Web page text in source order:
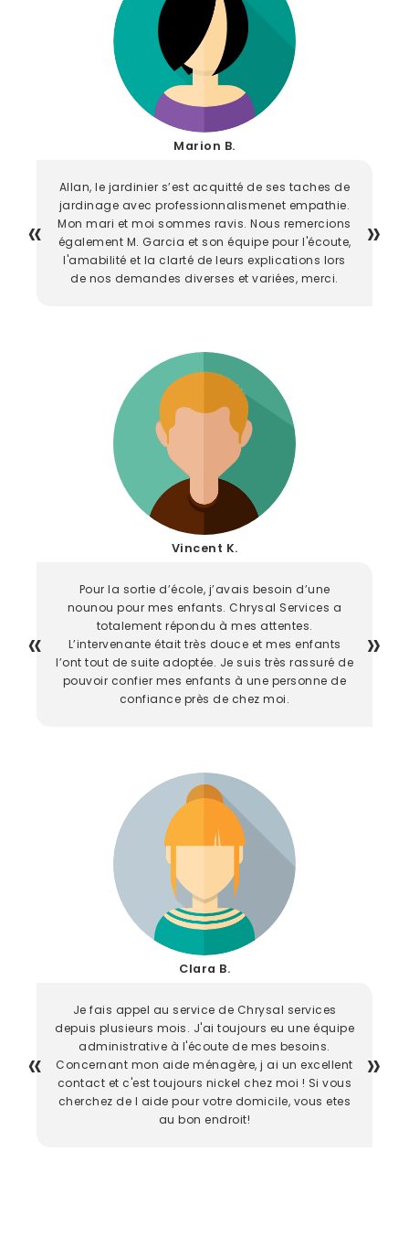
Marion B.
Allan, le jardinier s’est acquitté de ses taches de
jardinage avec professionnalismenet empathie.
Mon mari et moi sommes ravis. Nous remercions
également M. Garcia et son équipe pour l'écoute,
l'amabilité et la clarté de leurs explications lors
de nos demandes diverses et variées, merci.
Vincent K.
Pour la sortie d’école, j’avais besoin d’une
nounou pour mes enfants. Chrysal Services a
totalement répondu à mes attentes.
L’intervenante était très douce et mes enfants
l’ont tout de suite adoptée. Je suis très rassuré de
pouvoir confier mes enfants à une personne de
confiance près de chez moi.
Clara B.
Je fais appel au service de Chrysal services
depuis plusieurs mois. J'ai toujours eu une équipe
administrative à l'écoute de mes besoins.
Concernant mon aide ménagère, j ai un excellent
contact et c'est toujours nickel chez moi ! Si vous
cherchez de l aide pour votre domicile, vous etes
au bon endroit!